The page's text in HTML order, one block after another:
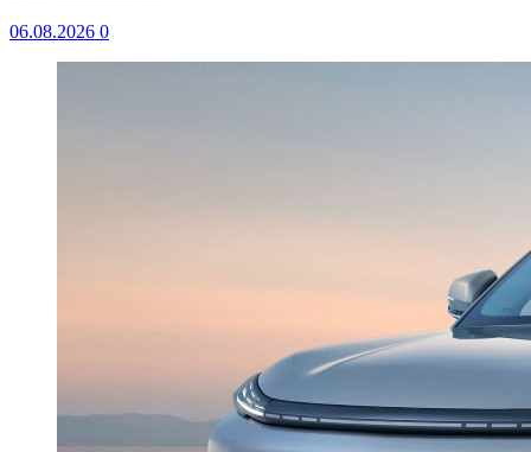
06.08.2026 0